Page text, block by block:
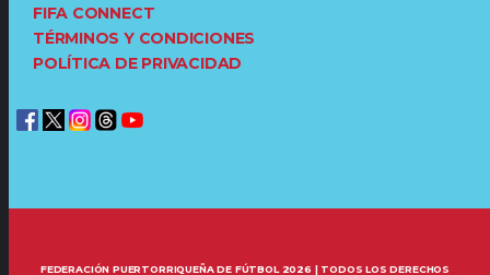
FIFA CONNECT
TÉRMINOS Y CONDICIONES
POLÍTICA DE PRIVACIDAD
FEDERACIÓN PUERTORRIQUEÑA DE FÚTBOL 2026 | TODOS LOS DERECHOS